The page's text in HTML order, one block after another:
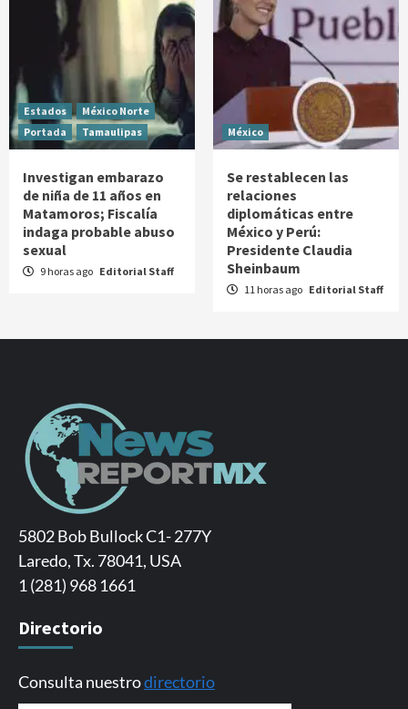
Estados
México Norte
Portada
Tamaulipas
Investigan embarazo
de niña de 11 años en
Matamoros; Fiscalía
indaga probable abuso
sexual
9 horas ago Editorial Staff
México
Se restablecen las
relaciones
diplomáticas entre
México y Perú:
Presidente Claudia
Sheinbaum
11 horas ago Editorial Staff
5802 Bob Bullock C1- 277Y
Laredo, Tx. 78041, USA
1 (281) 968 1661
Directorio
Consulta nuestrodirectorio